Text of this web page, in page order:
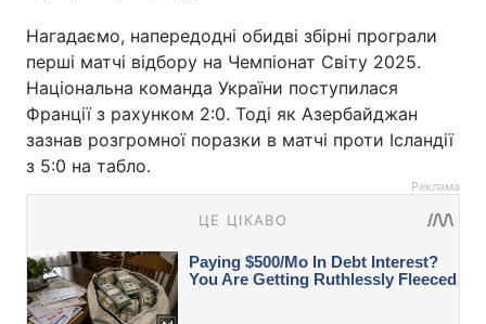
Нагадаємо, напередодні обидві збірні програли
перші матчі відбору на Чемпіонат Світу 2025.
Національна команда України поступилася
Франції з рахунком 2:0. Тоді як Азербайджан
зазнав розгромної поразки в матчі проти Ісландії
з 5:0 на табло.
Реклама